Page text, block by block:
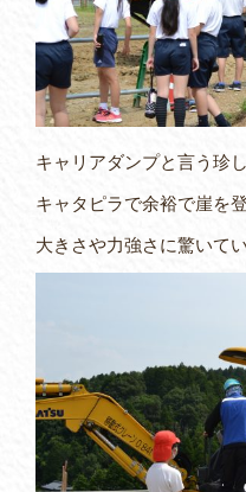
キャリアダンプと言う珍
キャタピラで余裕で崖を登
大きさや力強さに驚いてい